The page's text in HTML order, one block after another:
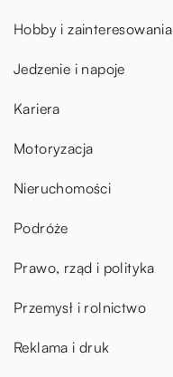
Hobby i zainteresowania
Jedzenie i napoje
Kariera
Motoryzacja
Nieruchomości
Podróże
Prawo, rząd i polityka
Przemysł i rolnictwo
Reklama i druk